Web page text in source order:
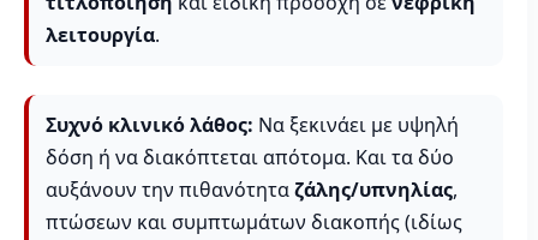
λειτουργία.
Συχνό κλινικό λάθος: Να ξεκινάει με υψηλή
δόση ή να διακόπτεται απότομα. Και τα δύο
αυξάνουν την πιθανότηταζάλης/υπνηλίας,
πτώσεων και συμπτωμάτων διακοπής (ιδίως